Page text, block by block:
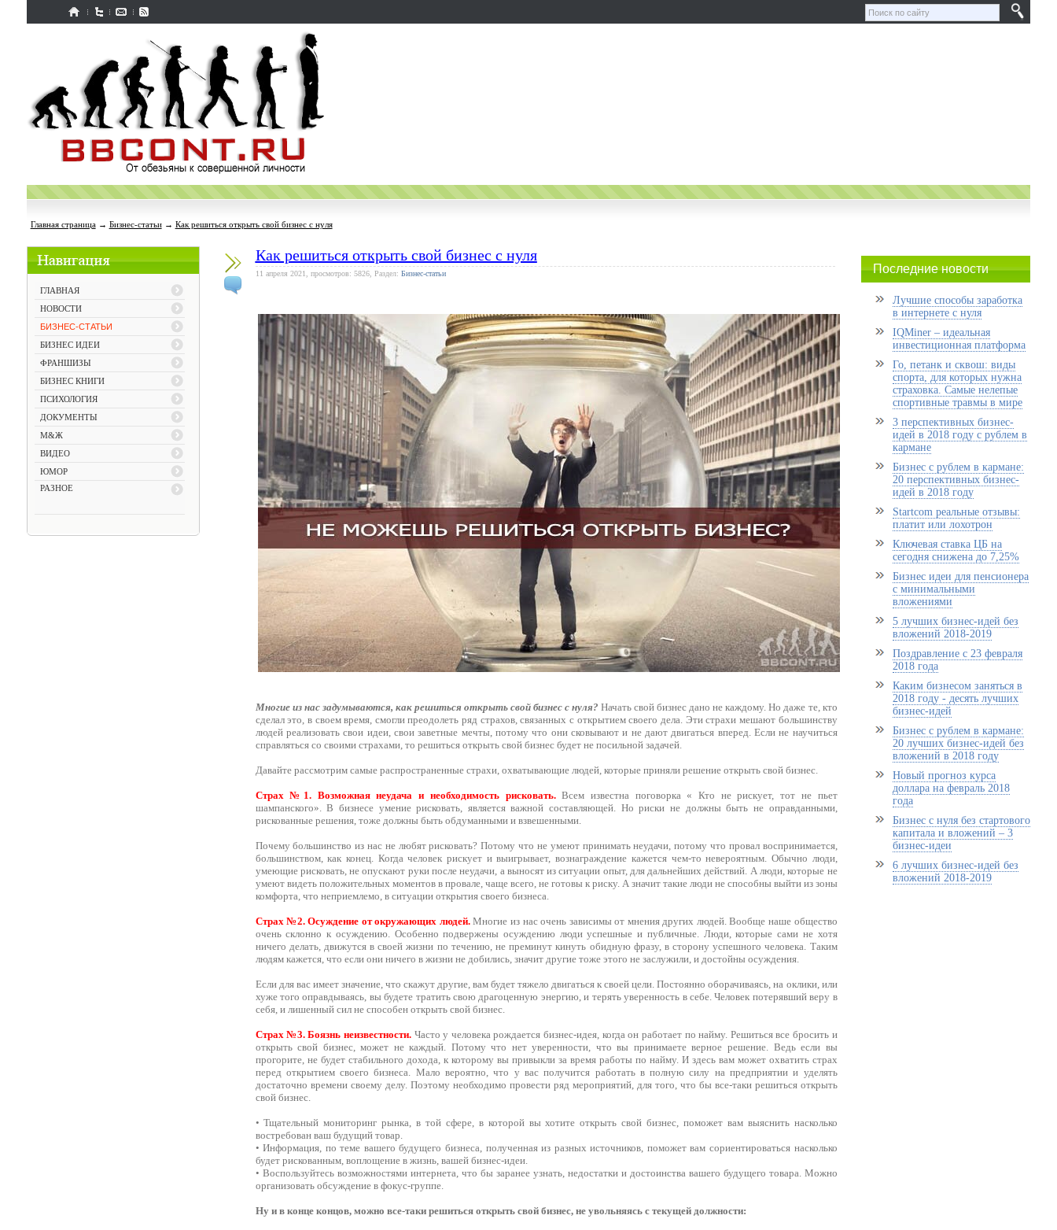
Главная страница→ Бизнес-статьи→ Как решиться открыть свой бизнес с нуля
ГЛАВНАЯ
НОВОСТИ
БИЗНЕС-СТАТЬИ
БИЗНЕС ИДЕИ
ФРАНШИЗЫ
БИЗНЕС КНИГИ
ПСИХОЛОГИЯ
ДОКУМЕНТЫ
М&Ж
ВИДЕО
ЮМОР
РАЗНОЕ
Как решиться открыть свой бизнес с нуля
11 апреля 2021, просмотров: 5826, Раздел: Бизнес-статьи
Многие из нас задумываются, как решиться открыть свой бизнес с нуля? Начать свой бизнес дано не каждому. Но даже те, кто
сделал это, в своем время, смогли преодолеть ряд страхов, связанных с открытием своего дела. Эти страхи мешают большинству
людей реализовать свои идеи, свои заветные мечты, потому что они сковывают и не дают двигаться вперед. Если не научиться
справляться со своими страхами, то решиться открыть свой бизнес будет не посильной задачей.
Давайте рассмотрим самые распространенные страхи, охватывающие людей, которые приняли решение открыть свой бизнес.
Страх №1. Возможная неудача и необходимость рисковать.Всем известна поговорка « Кто не рискует, тот не пьет
шампанского». В бизнесе умение рисковать, является важной составляющей. Но риски не должны быть не оправданными,
рискованные решения, тоже должны быть обдуманными и взвешенными.
Почему большинство из нас не любят рисковать? Потому что не умеют принимать неудачи, потому что провал воспринимается,
большинством, как конец. Когда человек рискует и выигрывает, вознаграждение кажется чем-то невероятным. Обычно люди,
умеющие рисковать, не опускают руки после неудачи, а выносят из ситуации опыт, для дальнейших действий. А люди, которые не
умеют видеть положительных моментов в провале, чаще всего, не готовы к риску. А значит такие люди не способны выйти из зоны
комфорта, что неприемлемо, в ситуации открытия своего бизнеса.
Страх №2. Осуждение от окружающих людей.Многие из нас очень зависимы от мнения других людей. Вообще наше общество
очень склонно к осуждению. Особенно подвержены осуждению люди успешные и публичные. Люди, которые сами не хотя
ничего делать, движутся в своей жизни по течению, не преминут кинуть обидную фразу, в сторону успешного человека. Таким
людям кажется, что если они ничего в жизни не добились, значит другие тоже этого не заслужили, и достойны осуждения.
Если для вас имеет значение, что скажут другие, вам будет тяжело двигаться к своей цели. Постоянно оборачиваясь, на оклики, или
хуже того оправдываясь, вы будете тратить свою драгоценную энергию, и терять уверенность в себе. Человек потерявший веру в
себя, и лишенный сил не способен открыть свой бизнес.
Страх №3. Боязнь неизвестности. Часто у человека рождается бизнес-идея, когда он работает по найму. Решиться все бросить и
открыть свой бизнес, может не каждый. Потому что нет уверенности, что вы принимаете верное решение. Ведь если вы
прогорите, не будет стабильного дохода, к которому вы привыкли за время работы по найму. И здесь вам может охватить страх
перед открытием своего бизнеса. Мало вероятно, что у вас получится работать в полную силу на предприятии и уделять
достаточно времени своему делу. Поэтому необходимо провести ряд мероприятий, для того, что бы все-таки решиться открыть
свой бизнес.
• Тщательный мониторинг рынка, в той сфере, в которой вы хотите открыть свой бизнес, поможет вам выяснить насколько
востребован ваш будущий товар.
• Информация, по теме вашего будущего бизнеса, полученная из разных источников, поможет вам сориентироваться насколько
будет рискованным, воплощение в жизнь, вашей бизнес-идеи.
• Воспользуйтесь возможностями интернета, что бы заранее узнать, недостатки и достоинства вашего будущего товара. Можно
организовать обсуждение в фокус-группе.
Ну и в конце концов, можно все-таки решиться открыть свой бизнес, не увольняясь с текущей должности:
Последние новости
Лучшие способы заработка
в интернете с нуля
IQMiner – идеальная
инвестиционная платформа
Го, петанк и сквош: виды
спорта, для которых нужна
страховка. Самые нелепые
спортивные травмы в мире
3 перспективных бизнес-
идей в 2018 году с рублем в
кармане
Бизнес с рублем в кармане:
20 перспективных бизнес-
идей в 2018 году
Startcom реальные отзывы:
платит или лохотрон
Ключевая ставка ЦБ на
сегодня снижена до 7,25%
Бизнес идеи для пенсионера
с минимальными
вложениями
5 лучших бизнес-идей без
вложений 2018-2019
Поздравление с 23 февраля
2018 года
Каким бизнесом заняться в
2018 году - десять лучших
бизнес-идей
Бизнес с рублем в кармане:
20 лучших бизнес-идей без
вложений в 2018 году
Новый прогноз курса
доллара на февраль 2018
года
Бизнес с нуля без стартового
капитала и вложений – 3
бизнес-идеи
6 лучших бизнес-идей без
вложений 2018-2019